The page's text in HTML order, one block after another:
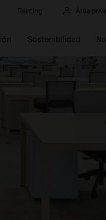
Renting Área
Sostenibilidad